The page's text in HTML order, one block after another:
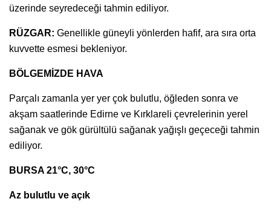
üzerinde seyredeceği tahmin ediliyor.
RÜZGAR: Genellikle güneyli yönlerden hafif, ara sıra orta
kuvvette esmesi bekleniyor.
BÖLGEMİZDE HAVA
Parçalı zamanla yer yer çok bulutlu, öğleden sonra ve
akşam saatlerinde Edirne ve Kırklareli çevrelerinin yerel
sağanak ve gök gürültülü sağanak yağışlı geçeceği tahmin
ediliyor.
BURSA 21°C, 30°C
Az bulutlu ve açık